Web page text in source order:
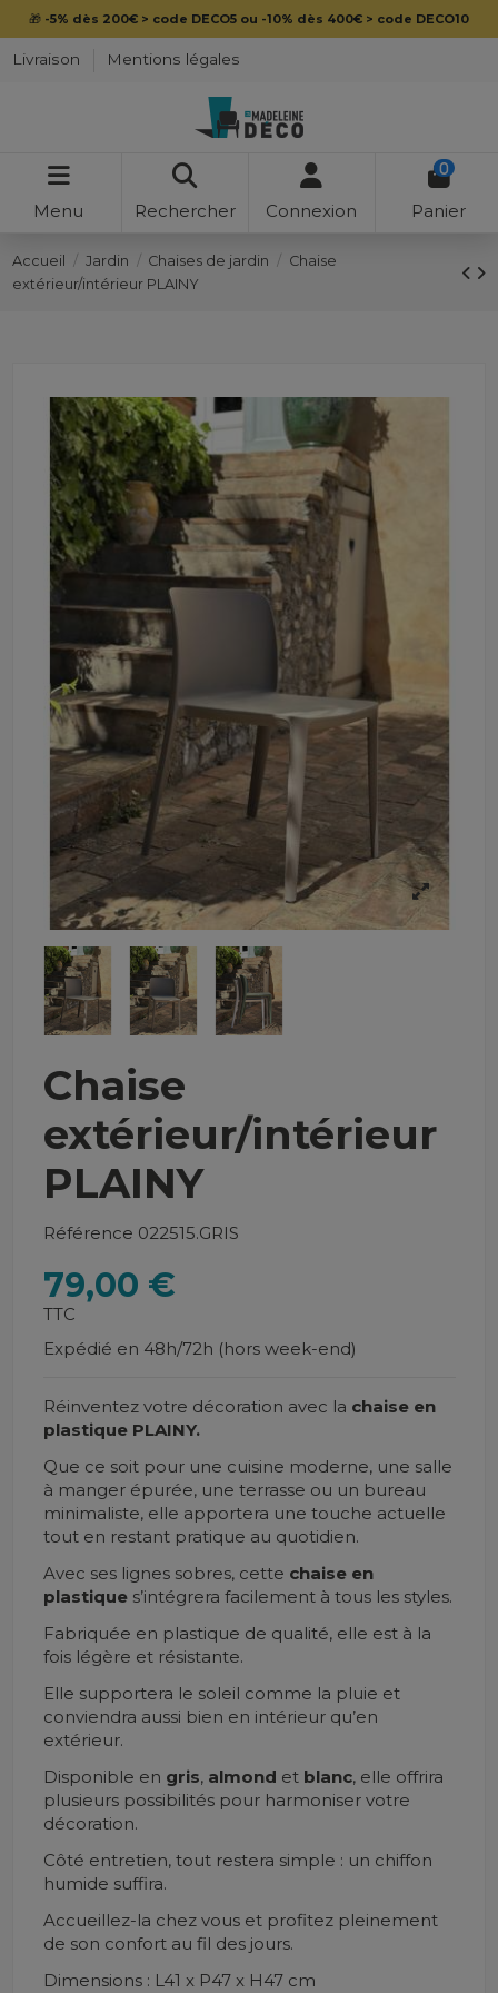
🎁 -5% dès 200€ > code DECO5 ou -10% dès 400€ > code DECO10
Livraison Mentions légales
Menu Rechercher Connexion
0
Panier
Accueil Jardin Chaises de jardin
Chaise
extérieur/intérieur PLAINY
Chaise
extérieur/intérieur
PLAINY
Référence 022515.GRIS
79,00 €
TTC
Expédié en 48h/72h (hors week-end)
Réinventez votre décoration avec la chaise en
plastique PLAINY.
Que ce soit pour une cuisine moderne, une salle
à manger épurée, une terrasse ou un bureau
minimaliste, elle apportera une touche actuelle
tout en restant pratique au quotidien.
Avec ses lignes sobres, cette chaise en
plastiques’intégrera facilement à tous les styles.
Fabriquée en plastique de qualité, elle est à la
fois légère et résistante.
Elle supportera le soleil comme la pluie et
conviendra aussi bien en intérieur qu’en
extérieur.
Disponible en gris,almond et blanc, elle offrira
plusieurs possibilités pour harmoniser votre
décoration.
Côté entretien, tout restera simple : un chiffon
humide suffira.
Accueillez-la chez vous et profitez pleinement
de son confort au fil des jours.
Dimensions : L41 x P47 x H47 cm